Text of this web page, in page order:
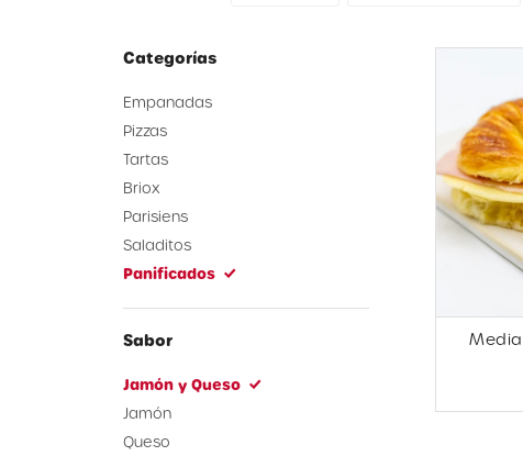
Categorías
Empanadas
Pizzas
Tartas
Briox
Parisiens
Saladitos
Panificados
Sabor
Jamón y Queso
Jamón
Queso